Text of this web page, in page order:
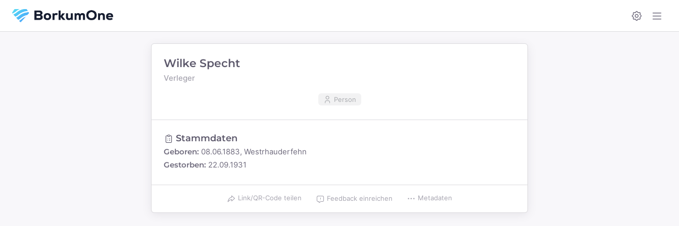
Wilke Specht
Verleger
Person
Stammdaten
Geboren: 08.06.1883, Westrhauderfehn
Gestorben: 22.09.1931
Link/QR-Code teilen Feedback einreichen Metadaten